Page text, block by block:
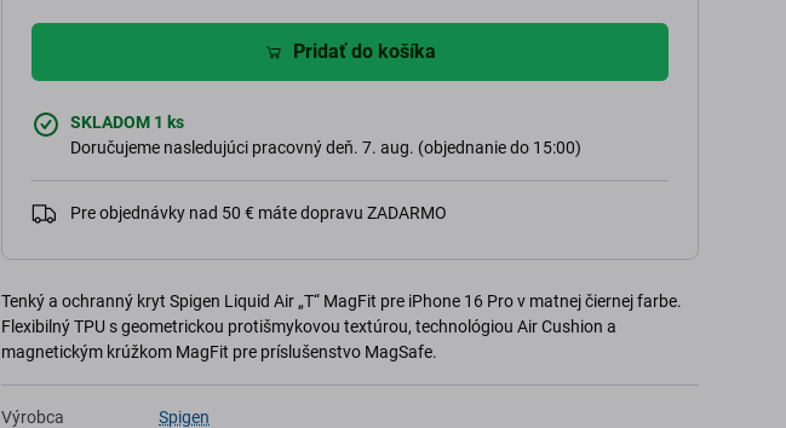
Pridať do košíka
SKLADOM 1 ks
Doručujeme nasledujúci pracovný deň. 7. aug. (objednanie do 15:00)
Pre objednávky nad 50 € máte dopravu ZADARMO
Tenký a ochranný kryt Spigen Liquid Air „T“ MagFit pre iPhone 16 Pro v matnej čiernej farbe.
Flexibilný TPU s geometrickou protišmykovou textúrou, technológiou Air Cushion a
magnetickým krúžkom MagFit pre príslušenstvo MagSafe.
Výrobca Spigen